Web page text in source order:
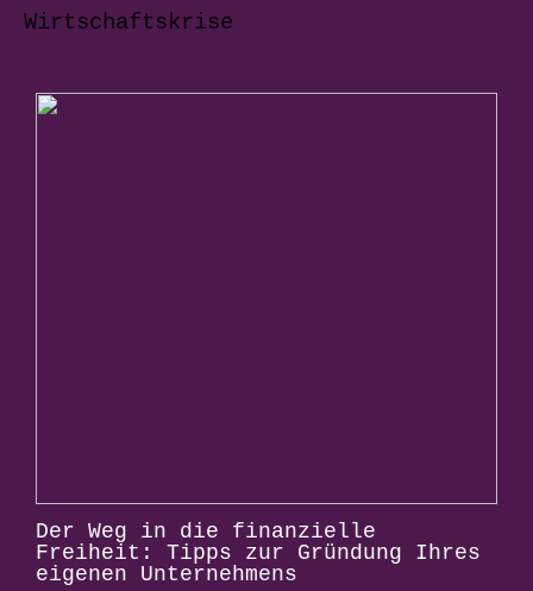
Wirtschaftskrise
Der Weg in die finanzielle
Freiheit: Tipps zur Gründung Ihres
eigenen Unternehmens